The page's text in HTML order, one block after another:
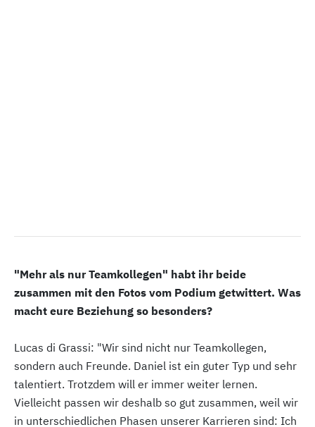
"Mehr als nur Teamkollegen" habt ihr beide
zusammen mit den Fotos vom Podium getwittert. Was
macht eure Beziehung so besonders?
Lucas di Grassi: "Wir sind nicht nur Teamkollegen,
sondern auch Freunde. Daniel ist ein guter Typ und sehr
talentiert. Trotzdem will er immer weiter lernen.
Vielleicht passen wir deshalb so gut zusammen, weil wir
in unterschiedlichen Phasen unserer Karrieren sind: Ich